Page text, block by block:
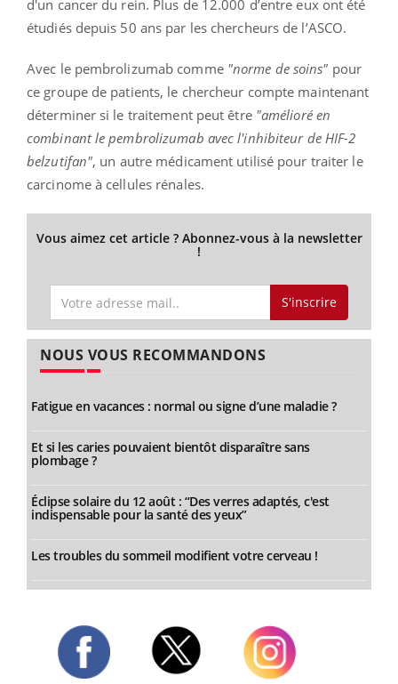
d'un cancer du rein. Plus de 12.000 d’entre eux ont été
étudiés depuis 50 ans par les chercheurs de l’ASCO.
Avec le pembrolizumab comme "norme de soins" pour
ce groupe de patients, le chercheur compte maintenant
déterminer si le traitement peut être "amélioré en
combinant le pembrolizumab avec l'inhibiteur de HIF-2
belzutifan", un autre médicament utilisé pour traiter le
carcinome à cellules rénales.
Vous aimez cet article ? Abonnez-vous à la newsletter
!
S'inscrire
NOUS VOUS RECOMMANDONS
Fatigue en vacances : normal ou signe d’une maladie ?
Et si les caries pouvaient bientôt disparaître sans
plombage ?
Éclipse solaire du 12 août : “Des verres adaptés, c'est
indispensable pour la santé des yeux”
Les troubles du sommeil modifient votre cerveau !